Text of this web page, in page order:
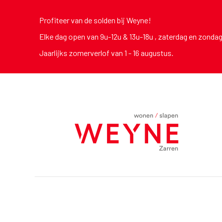
Profiteer van de solden bij Weyne!
Elke dag open van 9u-12u & 13u-18u , zaterdag en
Jaarlijks zomerverlof van 1 - 16 augustus.